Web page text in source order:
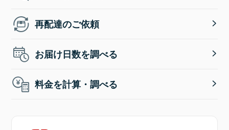
再配達のご依頼
お届け日数を調べる
料金を計算・調べる